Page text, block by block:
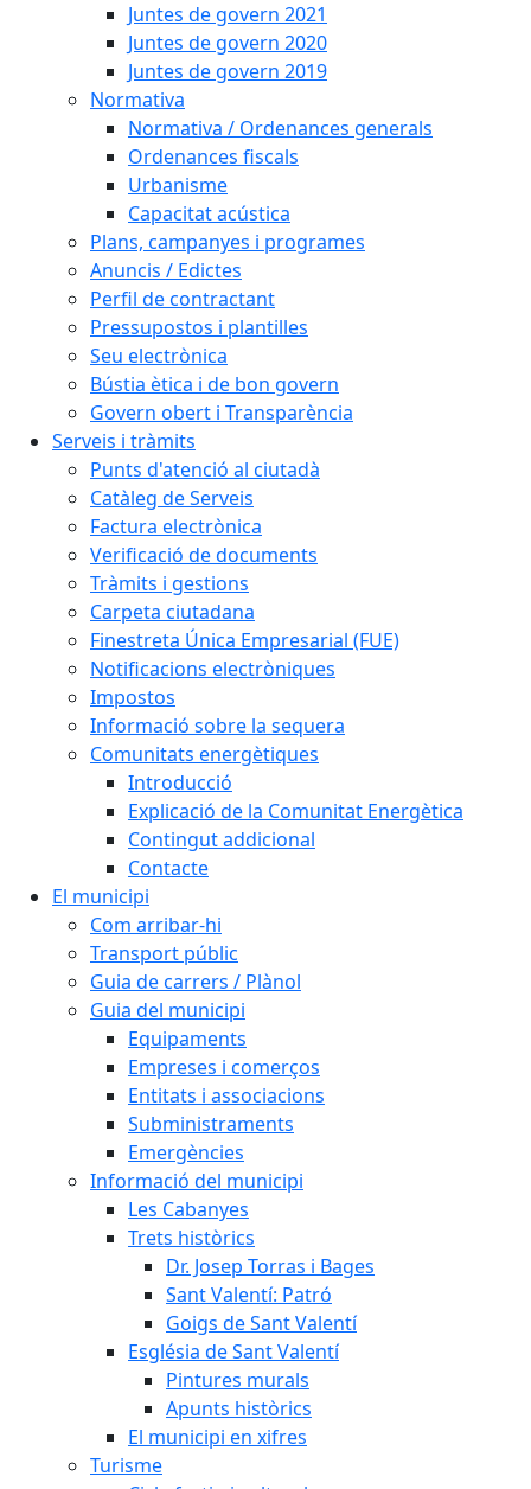
Juntes de govern 2021
Juntes de govern 2020
Juntes de govern 2019
Normativa
Normativa / Ordenances generals
Ordenances fiscals
Urbanisme
Capacitat acústica
Plans, campanyes i programes
Anuncis / Edictes
Perfil de contractant
Pressupostos i plantilles
Seu electrònica
Bústia ètica i de bon govern
Govern obert i Transparència
Serveis i tràmits
Punts d'atenció al ciutadà
Catàleg de Serveis
Factura electrònica
Verificació de documents
Tràmits i gestions
Carpeta ciutadana
Finestreta Única Empresarial (FUE)
Notificacions electròniques
Impostos
Informació sobre la sequera
Comunitats energètiques
Introducció
Explicació de la Comunitat Energètica
Contingut addicional
Contacte
El municipi
Com arribar-hi
Transport públic
Guia de carrers / Plànol
Guia del municipi
Equipaments
Empreses i comerços
Entitats i associacions
Subministraments
Emergències
Informació del municipi
Les Cabanyes
Trets històrics
Dr. Josep Torras i Bages
Sant Valentí: Patró
Goigs de Sant Valentí
Església de Sant Valentí
Pintures murals
Apunts històrics
El municipi en xifres
Turisme